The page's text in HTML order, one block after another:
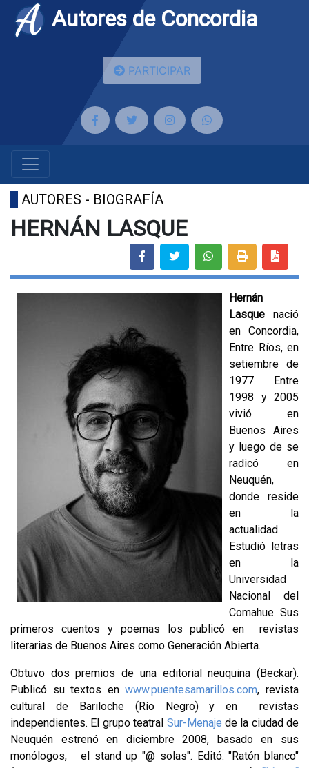
Autores de Concordia
PARTICIPAR
AUTORES - BIOGRAFÍA
HERNÁN LASQUE
Hernán
Lasque nació
en Concordia,
Entre Ríos, en
setiembre de
1977. Entre
1998 y 2005
vivió en
Buenos Aires
y luego de se
radicó en
Neuquén,
donde reside
en la
actualidad.
Estudió letras
en la
Universidad
Nacional del
Comahue. Sus
primeros cuentos y poemas los publicó en revistas
literarias de Buenos Aires como Generación Abierta.
Obtuvo dos premios de una editorial neuquina (Beckar).
Publicó su textos enwww.puentesamarillos.com, revista
cultural de Bariloche (Río Negro) y en revistas
independientes. El grupo teatral Sur-Menaje de la ciudad de
Neuquén estrenó en diciembre 2008, basado en sus
monólogos, el stand up "@ solas". Editó: "Ratón blanco"